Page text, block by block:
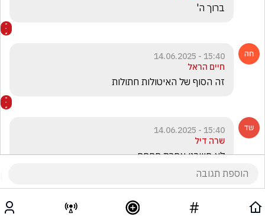
ברוך ה'
15:40 - 14.06.2025
חיים הראל
זה הסוף של האיטולות חתולות
15:40 - 14.06.2025
שרה דיל
לא חשבנו אחרת חחחח